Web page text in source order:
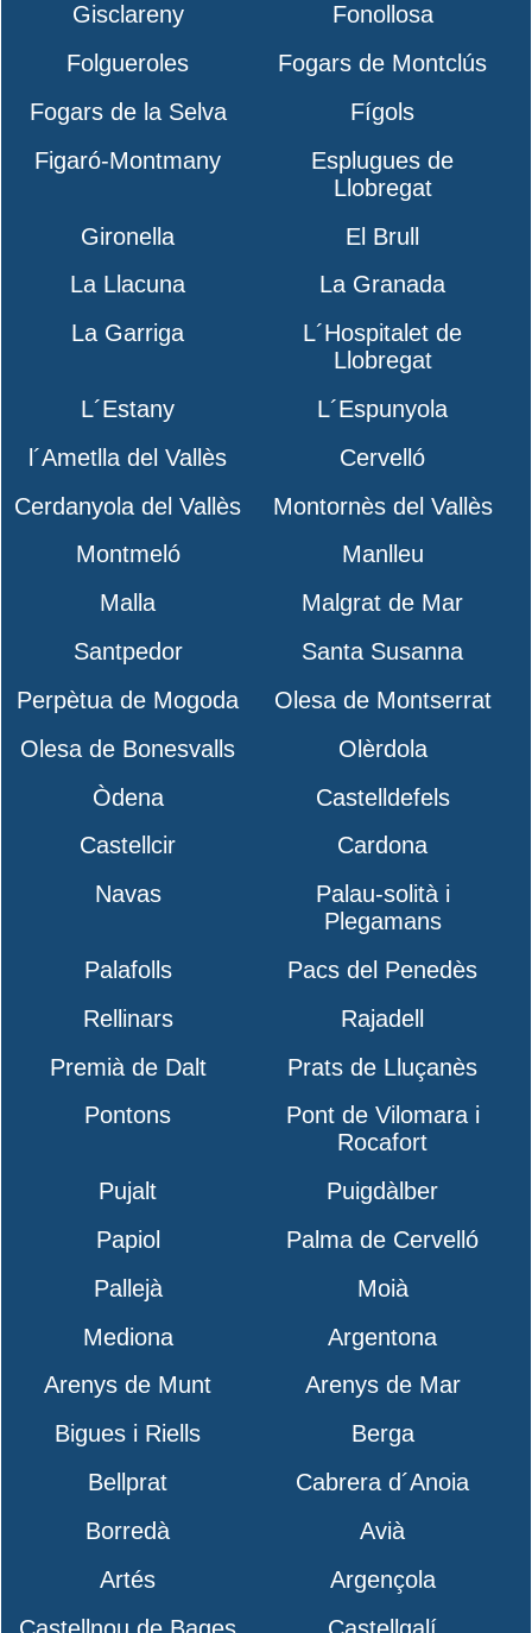
Gisclareny
Fonollosa
Folgueroles
Fogars de Montclús
Fogars de la Selva
Fígols
Figaró-Montmany
Esplugues de
Llobregat
Gironella
El Brull
La Llacuna
La Granada
La Garriga
L´Hospitalet de
Llobregat
L´Estany
L´Espunyola
l´Ametlla del Vallès
Cervelló
Cerdanyola del Vallès
Montornès del Vallès
Montmeló
Manlleu
Malla
Malgrat de Mar
Santpedor
Santa Susanna
Perpètua de Mogoda
Olesa de Montserrat
Olesa de Bonesvalls
Olèrdola
Òdena
Castelldefels
Castellcir
Cardona
Navas
Palau-solità i
Plegamans
Palafolls
Pacs del Penedès
Rellinars
Rajadell
Premià de Dalt
Prats de Lluçanès
Pontons
Pont de Vilomara i
Rocafort
Pujalt
Puigdàlber
Papiol
Palma de Cervelló
Pallejà
Moià
Mediona
Argentona
Arenys de Munt
Arenys de Mar
Bigues i Riells
Berga
Bellprat
Cabrera d´Anoia
Borredà
Avià
Artés
Argençola
Castellnou de Bages
Castellgalí